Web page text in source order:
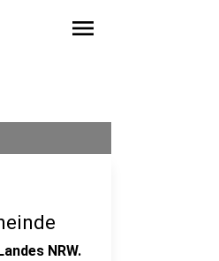
menu
NRW.